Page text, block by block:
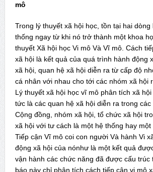
mô
Trong lý thuyết xã hội học, tồn tại hai dòng
thống ngay từ khi nó trở thành một khoa
thuyết Xã hội học Vi mô Và Vĩ mô. Cách
xã hội là kết quả của quá trình hành động
xã hội, quan hệ xã hội diễn ra từ cấp độ
cá nhân với nhau cho tới các nhóm xã hội
Lý thuyết xã hội học vĩ mô phân tích xã
tức là các quan hệ xã hội diễn ra trong các
Cộng đồng, nhóm xã hội, tổ chức xã hội
xã hội với tư cách là một hệ thống hay một
Tiếp cận Vĩ mô coi con người Và hành Vi
động xã hội của nónhư là một kết quả
vận hành các chức năng đã được cấu trúc
báo này chỉ phân tích cách tiếp cận vi mô